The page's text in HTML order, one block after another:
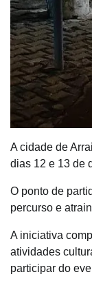
A cidade de
dias 12 e 13 de
O ponto de
percurso e
A iniciativa
atividades
participar do